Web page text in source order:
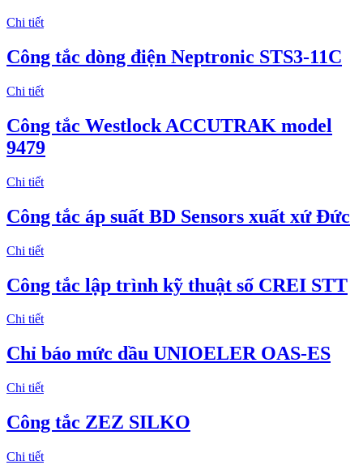
Chi tiết
Công tắc dòng điện Neptronic STS3-11C
Chi tiết
Công tắc Westlock ACCUTRAK model
9479
Chi tiết
Công tắc áp suất BD Sensors xuất xứ Đức
Chi tiết
Công tắc lập trình kỹ thuật số CREI STT
Chi tiết
Chỉ báo mức dầu UNIOELER OAS-ES
Chi tiết
Công tắc ZEZ SILKO
Chi tiết